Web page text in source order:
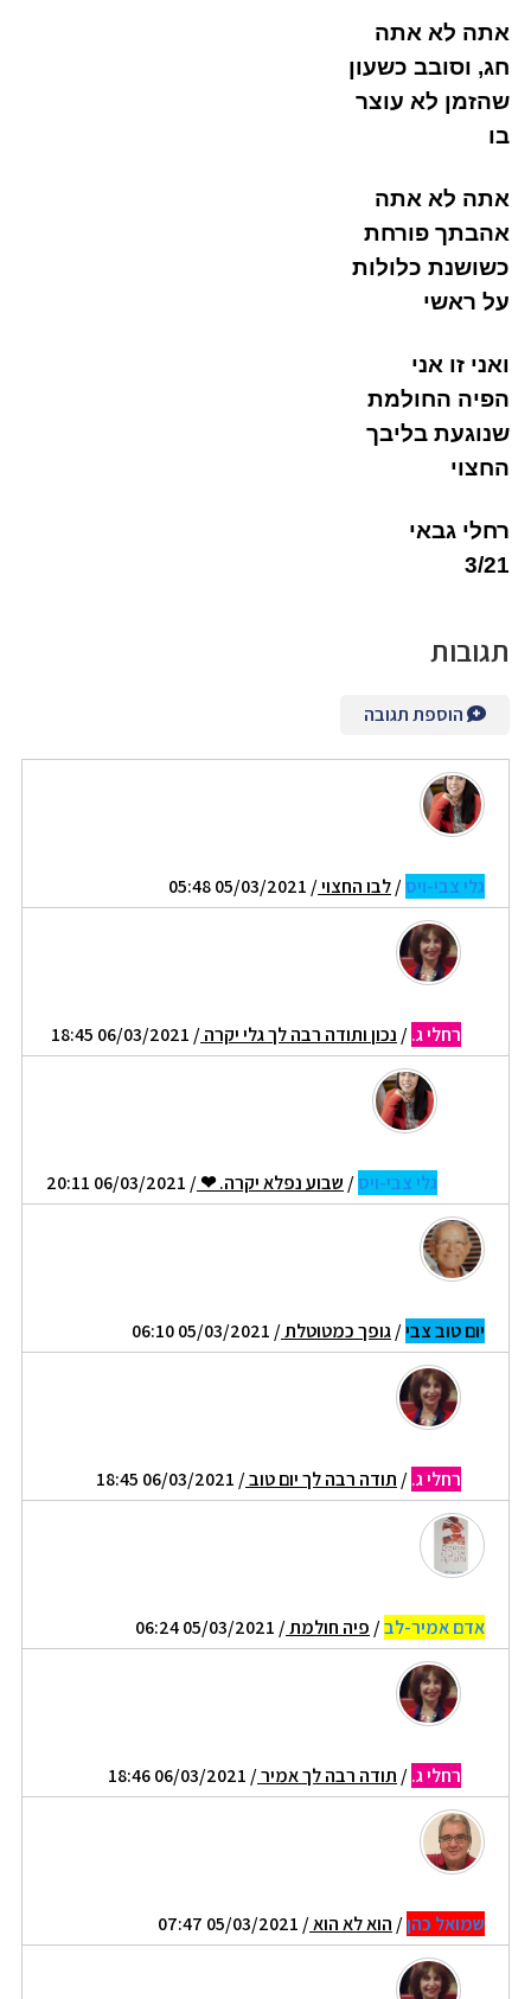
אתה לא אתה
חג, וסובב כשעון
שהזמן לא עוצר
בו
אתה לא אתה
אהבתך פורחת
כשושנת כלולות
על ראשי
ואני זו אני
הפיה החולמת
שנוגעת בליבך
החצוי
רחלי גבאי
3/21
תגובות
הוספת תגובה
גלי צבי-ויס/לבו החצוי/ 05/03/2021 05:48
רחלי ג./ נכון ותודה רבה לך גלי יקרה/ 06/03/2021 18:45
גלי צבי-ויס/ שבוע נפלא יקרה. ❤/ 06/03/2021 20:11
יום טוב צבי/גופך כמטוטלת/ 05/03/2021 06:10
רחלי ג./ תודה רבה לך יום טוב/ 06/03/2021 18:45
אדם אמיר-לב/ פיה חולמת/ 05/03/2021 06:24
רחלי ג./ תודה רבה לך אמיר/ 06/03/2021 18:46
שמואל כהן/ הוא לא הוא/ 05/03/2021 07:47